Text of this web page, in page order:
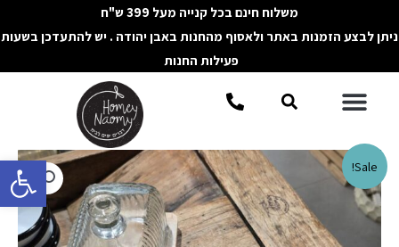
פתח
לתוכן
משלוח חינם בכל קנייה מעל 399 ש"ח
ניתן לבצע הזמנות באתר ולאסוף מהחנות באבן יהודה . יש להתעדכן בשעות
פעילות החנות
תפריטחיפוש
Sale!
כמות
של
כלי